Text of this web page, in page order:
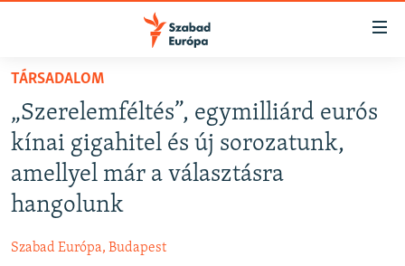
Akadálymentes
Ugrás
fő
oldalra
tartalomjegyzékre
NAPIRENDEN
AKTUÁLIS
PODCASTOK
TÁRSADALOM
„Szerelemféltés”, egymilliárd eurós
kínai gigahitel és új sorozatunk,
amellyel már a választásra
hangolunk
Szabad Európa, Budapest
FELIRATKOZÁS